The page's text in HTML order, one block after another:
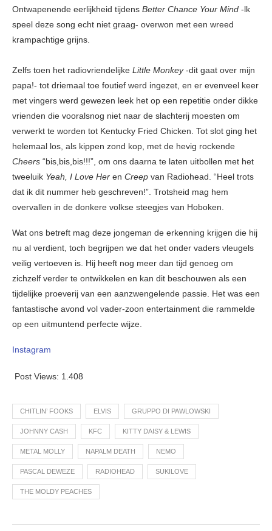
Ontwapenende eerlijkheid tijdens Better Chance Your Mind -lk
speel deze song echt niet graag- overwon met een wreed
krampachtige grijns.
Zelfs toen het radiovriendelijke Little Monkey-dit gaat over mijn
papa!- tot driemaal toe foutief werd ingezet, en er evenveel keer
met vingers werd gewezen leek het op een repetitie onder dikke
vrienden die vooralsnog niet naar de slachterij moesten om
verwerkt te worden tot Kentucky Fried Chicken. Tot slot ging het
helemaal los, als kippen zond kop, met de hevig rockende
Cheers “bis,bis,bis!!!”, om ons daarna te laten uitbollen met het
tweeluik Yeah, I Love Her en Creep van Radiohead. “Heel trots
dat ik dit nummer heb geschreven!”. Trotsheid mag hem
overvallen in de donkere volkse steegjes van Hoboken.
Wat ons betreft mag deze jongeman de erkenning krijgen die hij
nu al verdient, toch begrijpen we dat het onder vaders vleugels
veilig vertoeven is. Hij heeft nog meer dan tijd genoeg om
zichzelf verder te ontwikkelen en kan dit beschouwen als een
tijdelijke proeverij van een aanzwengelende passie. Het was een
fantastische avond vol vader-zoon entertainment die rammelde
op een uitmuntend perfecte wijze.
Instagram
Post Views: 1.408
CHITLIN’ FOOKS ELVIS GRUPPO DI PAWLOWSKI
JOHNNY CASH KFC KITTY DAISY & LEWIS
METAL MOLLY NAPALM DEATH NEMO
PASCAL DEWEZE RADIOHEAD SUKILOVE
THE MOLDY PEACHES